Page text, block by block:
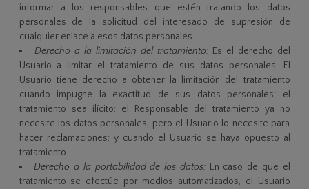
informar a los responsables que estén tratando los datos
personales de la solicitud del interesado de supresión de
cualquier enlace a esos datos personales.
Derecho a la limitación del tratamiento:Es el derecho del
Usuario a limitar el tratamiento de sus datos personales. El
Usuario tiene derecho a obtener la limitación del tratamiento
cuando impugne la exactitud de sus datos personales; el
tratamiento sea ilícito; el Responsable del tratamiento ya no
necesite los datos personales, pero el Usuario lo necesite para
hacer reclamaciones; y cuando el Usuario se haya opuesto al
tratamiento.
Derecho a la portabilidad de los datos:En caso de que el
tratamiento se efectúe por medios automatizados, el Usuario